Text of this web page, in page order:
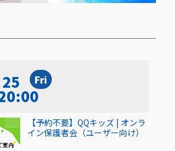
Fri
【予約不要】QQキッズ | オンラ
イン保護者会（ユーザー向け）